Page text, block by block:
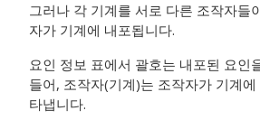
그러나 각 기계를 서로 다른 조작자들
자가 기계에 내포됩니다.
요인 정보 표에서 괄호는 내포된 요인
들어, 조작자(기계)는 조작자가 기계
타냅니다.